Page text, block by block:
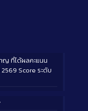
ที่ได้ผลคะแนน
Score ระดับ